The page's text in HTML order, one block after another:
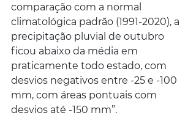
comparação com a normal
climatológica padrão (1991-2020), a
precipitação pluvial de outubro
ficou abaixo da média em
praticamente todo estado, com
desvios negativos entre -25 e -100
mm, com áreas pontuais com
desvios até -150 mm”.